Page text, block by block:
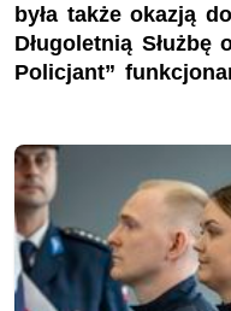
była także okazją
Długoletnią Służbę
Policjant”